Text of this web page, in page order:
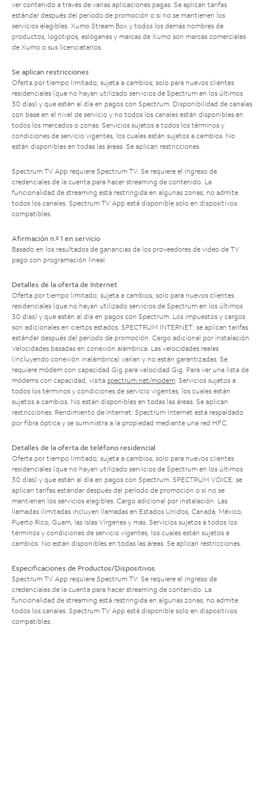
ver contenido a través de varias aplicaciones pagas. Se aplican tarifas
estándar después del período de promoción o si no se mantienen los
servicios elegibles. Xumo Stream Box y todos los demás nombres de
productos, logotipos, eslóganes y marcas de Xumo son marcas comerciales
de Xumo o sus licenciatarios.
Se aplican restricciones
Oferta por tiempo limitado; sujeta a cambios; solo para nuevos clientes
residenciales (que no hayan utilizado servicios de Spectrum en los últimos
30 días) y que estén al día en pagos con Spectrum. Disponibilidad de canales
con base en el nivel de servicio y no todos los canales están disponibles en
todos los mercados o zonas. Servicios sujetos a todos los términos y
condiciones de servicio vigentes, los cuales están sujetos a cambios. No
están disponibles en todas las áreas. Se aplican restricciones.
Spectrum TV App requiere Spectrum TV. Se requiere el ingreso de
credenciales de la cuenta para hacer streaming de contenido. La
funcionalidad de streaming está restringida en algunas zonas; no admite
todos los canales. Spectrum TV App está disponible solo en dispositivos
compatibles.
Afirmación n.º 1 en servicio
Basado en los resultados de ganancias de los proveedores de video de TV
pago con programación lineal.
Detalles de la oferta de Internet
Oferta por tiempo limitado; sujeta a cambios; solo para nuevos clientes
residenciales (que no hayan utilizado servicios de Spectrum en los últimos
30 días) y que estén al día en pagos con Spectrum. Los impuestos y cargos
son adicionales en ciertos estados. SPECTRUM INTERNET: se aplican tarifas
estándar después del período de promoción. Cargo adicional por instalación.
Velocidades basadas en conexión alámbrica. Las velocidades reales
(incluyendo conexión inalámbrica) varían y no están garantizadas. Se
requiere módem con capacidad Gig para velocidad Gig. Para ver una lista de
módems con capacidad, visita spectrum.net/modem. Servicios sujetos a
todos los términos y condiciones de servicio vigentes, los cuales están
sujetos a cambios. No están disponibles en todas las áreas. Se aplican
restricciones. Rendimiento de Internet: Spectrum Internet está respaldado
por fibra óptica y se suministra a la propiedad mediante una red HFC.
Detalles de la oferta de teléfono residencial
Oferta por tiempo limitado; sujeta a cambios; solo para nuevos clientes
residenciales (que no hayan utilizado servicios de Spectrum en los últimos
30 días) y que estén al día en pagos con Spectrum. SPECTRUM VOICE: se
aplican tarifas estándar después del período de promoción o si no se
mantienen los servicios elegibles. Cargo adicional por instalación. Las
llamadas ilimitadas incluyen llamadas en Estados Unidos, Canadá, México,
Puerto Rico, Guam, las Islas Vírgenes y más. Servicios sujetos a todos los
términos y condiciones de servicio vigentes, los cuales están sujetos a
cambios. No están disponibles en todas las áreas. Se aplican restricciones.
Especificaciones de Productos/Dispositivos
Spectrum TV App requiere Spectrum TV. Se requiere el ingreso de
credenciales de la cuenta para hacer streaming de contenido. La
funcionalidad de streaming está restringida en algunas zonas; no admite
todos los canales. Spectrum TV App está disponible solo en dispositivos
compatibles.